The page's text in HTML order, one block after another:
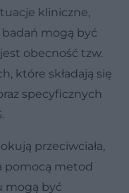
kliniczne,
mogą być
obecność tzw.
które składają się
specyficznych
przeciwciała,
pomocą metod
mogą być